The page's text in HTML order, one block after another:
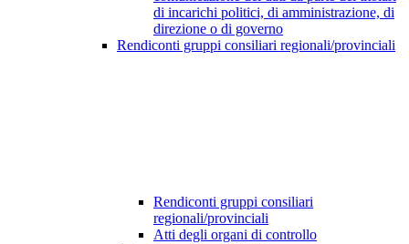
di incarichi politici, di amministrazione, di
direzione o di governo
Rendiconti gruppi consiliari regionali/provinciali
Rendiconti gruppi consiliari
regionali/provinciali
Atti degli organi di controllo